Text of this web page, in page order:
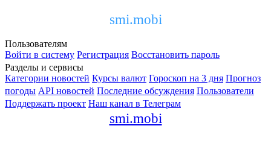
smi.mobi
Пользователям
Войти в систему Регистрация Восстановить пароль
Разделы и сервисы
Категории новостей Курсы валют Гороскоп на 3 дня Прогноз
погоды API новостей Последние обсуждения Пользователи
Поддержать проект Наш канал в Телеграм
smi.mobi